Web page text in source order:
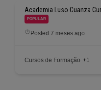
Academia Luso Cuanza
POPULAR
Posted 7 meses ago
Cursos de Formação +1